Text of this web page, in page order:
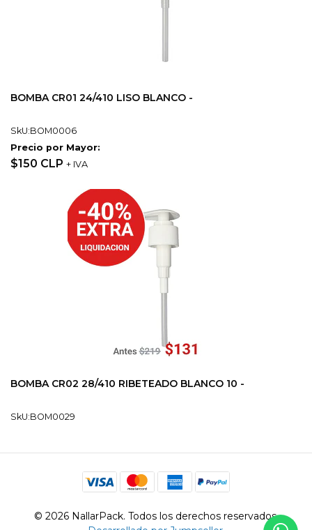
BOMBA CR01 24/410 LISO BLANCO -
SkU:BOM0006
Precio por Mayor:
$150 CLP + IVA
BOMBA CR02 28/410 RIBETEADO BLANCO 10 -
SkU:BOM0029
© 2026 NallarPack. Todos los derechos reservados.